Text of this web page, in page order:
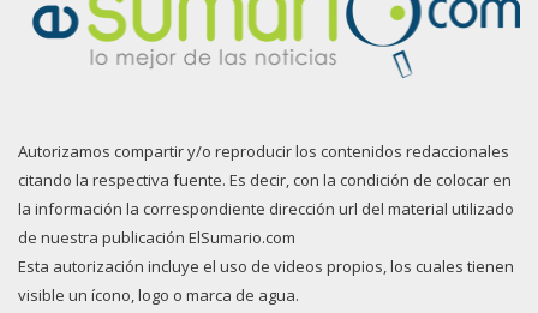
Autorizamos compartir y/o reproducir los contenidos redaccionales
citando la respectiva fuente. Es decir, con la condición de colocar en
la información la correspondiente dirección url del material utilizado
de nuestra publicación ElSumario.com
Esta autorización incluye el uso de videos propios, los cuales tienen
visible un ícono, logo o marca de agua.